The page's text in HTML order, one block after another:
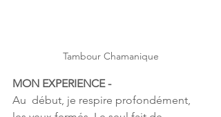
Tambour Chamanique
MON EXPERIENCE -
Au  début, je respire profondément,